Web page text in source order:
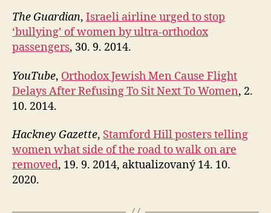
The Guardian, Israeli airline urged to stop
‘bullying’ of women by ultra-orthodox
passengers, 30. 9. 2014.
YouTube, Orthodox Jewish Men Cause Flight
Delays After Refusing To Sit Next To Women, 2.
10. 2014.
Hackney Gazette, Stamford Hill posters telling
women what side of the road to walk on are
removed, 19. 9. 2014, aktualizovaný 14. 10.
2020.